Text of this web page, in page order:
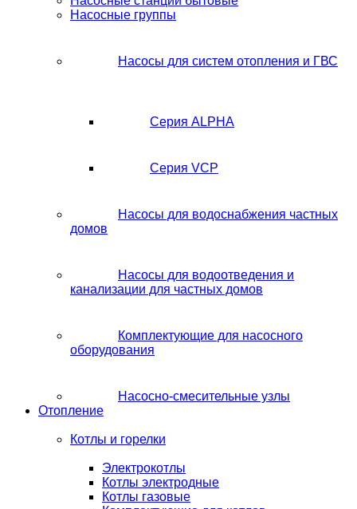
Насосные группы
Насосы для систем отопления и ГВС
Серия ALPHA
Серия VCP
Насосы для водоснабжения частных
домов
Насосы для водоотведения и
канализации для частных домов
Комплектующие для насосного
оборудования
Насосно-смесительные узлы
Отопление
Котлы и горелки
Электрокотлы
Котлы электродные
Котлы газовые